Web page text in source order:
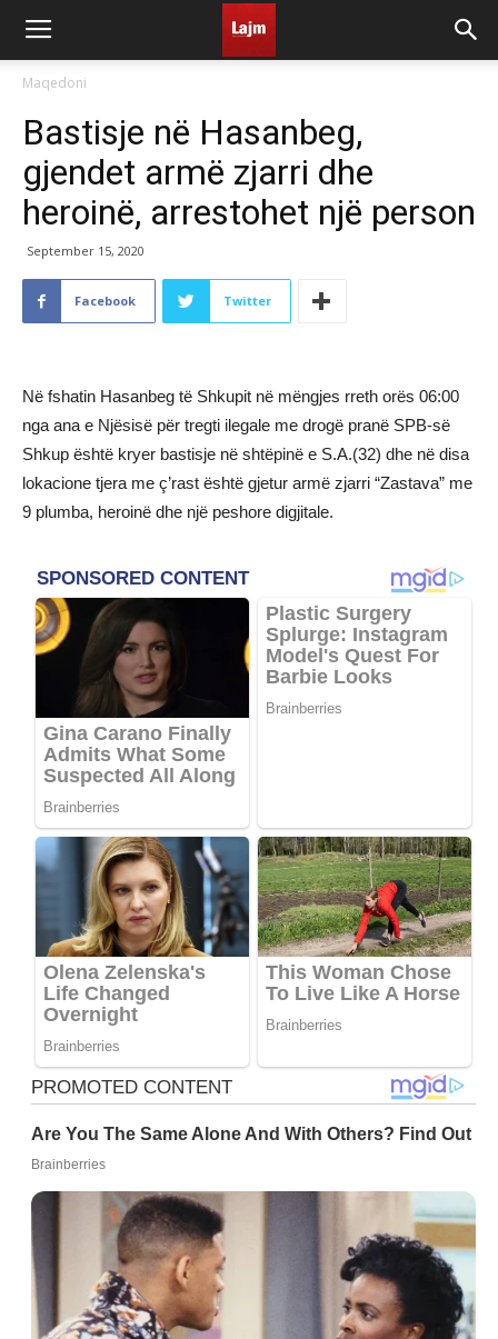
Maqedoni
Bastisje në Hasanbeg,
gjendet armë zjarri dhe
heroinë, arrestohet një person
September 15, 2020
Facebook Twitter
Në fshatin Hasanbeg të Shkupit në mëngjes rreth orës 06:00
nga ana e Njësisë për tregti ilegale me drogë pranë SPB-së
Shkup është kryer bastisje në shtëpinë e S.A.(32) dhe në disa
lokacione tjera me ç’rast është gjetur armë zjarri “Zastava” me
9 plumba, heroinë dhe një peshore digjitale.